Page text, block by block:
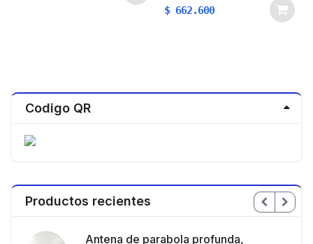
$ 662.600
Codigo QR
Productos recientes
Antena de parabola profunda,